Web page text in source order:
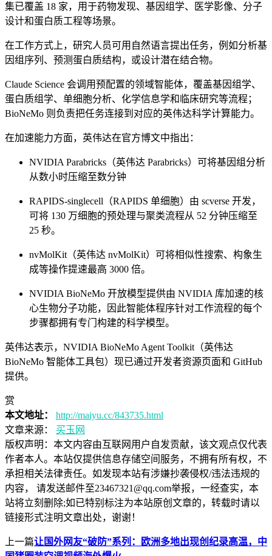
集已覆盖 18 家，用于药物发现、基因组学、医学影像、分子
设计和蛋白质工程等场景。
在工作方式上，研究人员可用自然语言提出任务，例如分析基
因组序列、预测蛋白质结构，或设计潜在结合物。
Claude Science 会调用预配置的领域智能体，覆盖基因组学、
蛋白质组学、单细胞分析、化学信息学和临床研究等流程；
BioNeMo 则负责把任务连接到对应的英伟达科学计算能力。
在加速能力方面，英伟达在官方博文中指出：
NVIDIA Parabricks（英伟达 Parabricks）可将基因组分析
从数小时压缩至数分钟
RAPIDS-singlecell（RAPIDS 单细胞）由 scverse 开发，
可将 130 万细胞的预处理与聚类流程从 52 分钟压缩至
25 秒。
nvMolKit（英伟达 nvMolKit）可将相似性搜索、构象生
成等操作提速最高 3000 倍。
NVIDIA BioNeMo 开放模型提供由 NVIDIA 库加速的核
心生物分子功能，因此智能体程序针对工作流程的每个
步骤都拥有专门构建的科学模型。
英伟达表示，NVIDIA BioNeMo Agent Toolkit（英伟达
BioNeMo 智能体工具包）现已通过开发者资源页面和 GitHub
提供。
赏
本文地址：
http://maiyu.cc/843735.html
文章来源：
买玉网
版权声明： 本文内容由互联网用户自发贡献，该文观点仅代表
作者本人。本站仅提供信息存储空间服务，不拥有所有权，不
承担相关法律责任。如发现本站有涉嫌抄袭侵权/违法违规的
内容， 请发送邮件至23467321@qq.com举报，一经查实，本
站将立刻删除;如已特别标注为本站原创文章的，转载时请以
链接形式注明文章出处，谢谢！
上一篇让国外网友“破防”系列：欧洲多地出现创纪录高温，中